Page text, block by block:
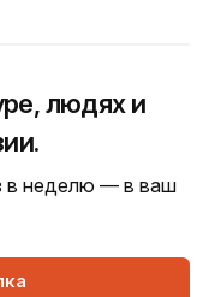
людях и
в неделю — в ваш